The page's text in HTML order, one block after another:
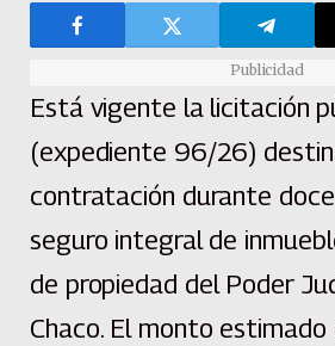
Publicidad
Está vigente la licitación
(expediente 96/26)
contratación durante
seguro integral de
de propiedad del Poder
Chaco. El monto estimado